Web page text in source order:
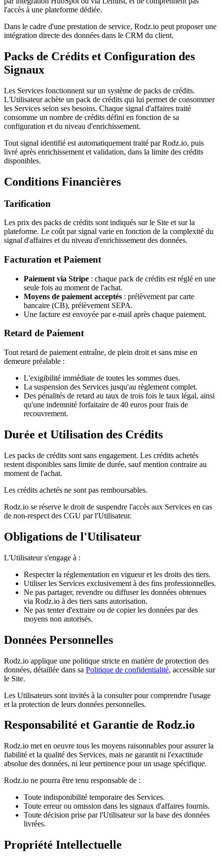
l'accès à une plateforme dédiée.
Dans le cadre d'une prestation de service, Rodz.io peut proposer une
intégration directe des données dans le CRM du client.
Packs de Crédits et Configuration des
Signaux
Les Services fonctionnent sur un système de packs de crédits.
L'Utilisateur achète un pack de crédits qui lui permet de consommer
les Services selon ses besoins. Chaque signal d'affaires traité
consomme un nombre de crédits défini en fonction de sa
configuration et du niveau d'enrichissement.
Tout signal identifié est automatiquement traité par Rodz.io, puis
livré après enrichissement et validation, dans la limite des crédits
disponibles.
Conditions Financières
Tarification
Les prix des packs de crédits sont indiqués sur le Site et sur la
plateforme. Le coût par signal varie en fonction de la complexité du
signal d'affaires et du niveau d'enrichissement des données.
Facturation et Paiement
Paiement via Stripe : chaque pack de crédits est réglé en une
seule fois au moment de l'achat.
Moyens de paiement acceptés : prélèvement par carte
bancaire (CB), prélèvement SEPA.
Une facture est envoyée par e-mail après chaque paiement.
Retard de Paiement
Tout retard de paiement entraîne, de plein droit et sans mise en
demeure préalable :
L'exigibilité immédiate de toutes les sommes dues.
La suspension des Services jusqu'au règlement complet.
Des pénalités de retard au taux de trois fois le taux légal, ainsi
qu'une indemnité forfaitaire de 40 euros pour frais de
recouvrement.
Durée et Utilisation des Crédits
Les packs de crédits sont sans engagement. Les crédits achetés
restent disponibles sans limite de durée, sauf mention contraire au
moment de l'achat.
Les crédits achetés ne sont pas remboursables.
Rodz.io se réserve le droit de suspendre l'accès aux Services en cas
de non-respect des CGU par l'Utilisateur.
Obligations de l'Utilisateur
L'Utilisateur s'engage à :
Respecter la réglementation en vigueur et les droits des tiers.
Utiliser les Services exclusivement à des fins professionnelles.
Ne pas partager, revendre ou diffuser les données obtenues
via Rodz.io à des tiers sans autorisation.
Ne pas tenter d'extraire ou de copier les données par des
moyens non autorisés.
Données Personnelles
Rodz.io applique une politique stricte en matière de protection des
données, détaillée dans sa Politique de confidentialité, accessible sur
le Site.
Les Utilisateurs sont invités à la consulter pour comprendre l'usage
et la protection de leurs données personnelles.
Responsabilité et Garantie de Rodz.io
Rodz.io met en oeuvre tous les moyens raisonnables pour assurer la
fiabilité et la qualité des Services, mais ne garantit ni l'exactitude
absolue des données, ni leur pertinence pour un usage spécifique.
Rodz.io ne pourra être tenu responsable de :
Toute indisponibilité temporaire des Services.
Toute erreur ou omission dans les signaux d'affaires fournis.
Toute décision prise par l'Utilisateur sur la base des données
livrées.
Propriété Intellectuelle